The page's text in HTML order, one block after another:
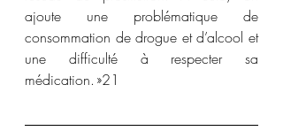
ajoute une problématique de
consommation de drogue et d’alcool et
une difficulté à respecter sa
médication. »21